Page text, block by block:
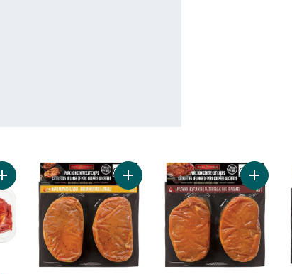
Ajouter Filet de porc mariné (Consultez la description du
Ajouter Côtelettes De Longe De
Ajouter